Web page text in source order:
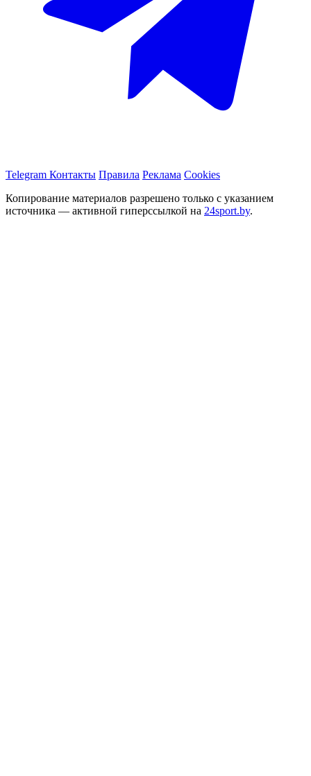
Telegram Контакты Правила Реклама Cookies
Копирование материалов разрешено только с указанием
источника — активной гиперссылкой на 24sport.by.